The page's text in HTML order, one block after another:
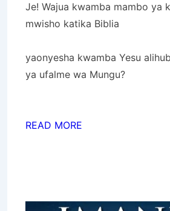
Je! Wajua kwamba mambo ya
mwisho katika Biblia
yaonyesha kwamba Yesu
ya ufalme wa Mungu?
READ MORE